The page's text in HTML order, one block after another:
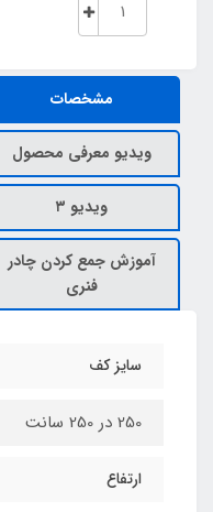
مشخصات
ویدیو معرفی محصول
ویدیو ۳
آموزش جمع کردن چادر
فنری
سایز کف
250 در 250 سانت
ارتفاع